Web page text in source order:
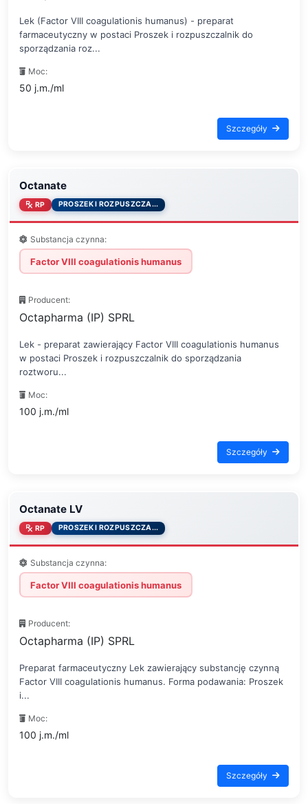
Lek (Factor VIII coagulationis humanus) - preparat
farmaceutyczny w postaci Proszek i rozpuszczalnik do
sporządzania roz...
Moc:
50 j.m./ml
Szczegóły
Octanate
RP PROSZEK I ROZPUSZCZA...
Substancja czynna:
Factor VIII coagulationis humanus
Producent:
Octapharma (IP) SPRL
Lek - preparat zawierający Factor VIII coagulationis humanus
w postaci Proszek i rozpuszczalnik do sporządzania
roztworu...
Moc:
100 j.m./ml
Szczegóły
Octanate LV
RP PROSZEK I ROZPUSZCZA...
Substancja czynna:
Factor VIII coagulationis humanus
Producent:
Octapharma (IP) SPRL
Preparat farmaceutyczny Lek zawierający substancję czynną
Factor VIII coagulationis humanus. Forma podawania: Proszek
i...
Moc:
100 j.m./ml
Szczegóły